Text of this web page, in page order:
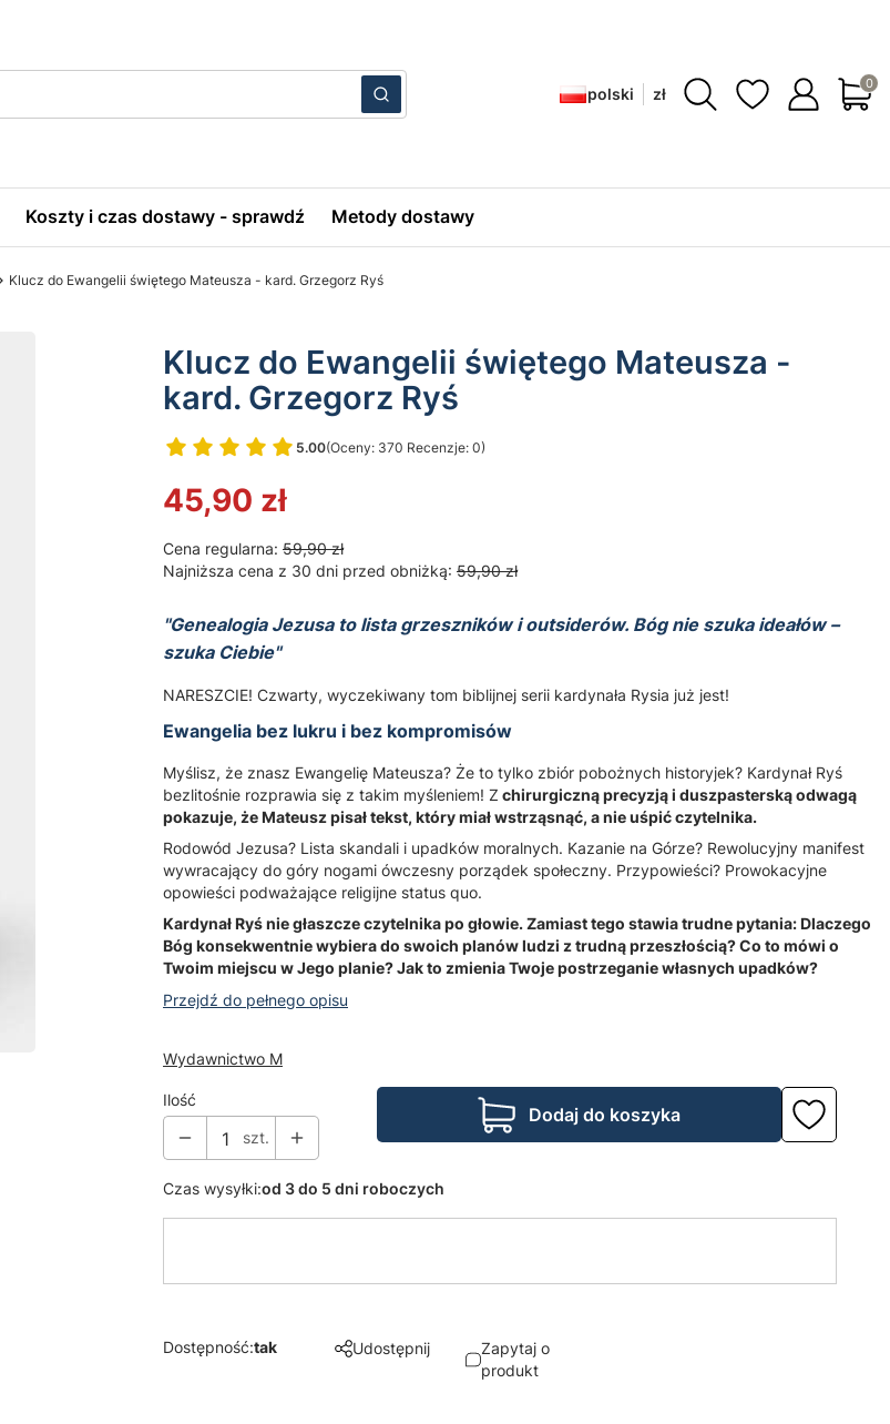
WyczyśćSzukaj polski zł
Koszty i czas dostawy - sprawdź Metody dostawy
Klucz do Ewangelii świętego Mateusza - kard. Grzegorz Ryś
Klucz do Ewangelii świętego Mateusza -
kard. Grzegorz Ryś
5.00(Oceny: 370 Recenzje: 0)
Przejdź do sekcji Opinie
45,90 zł
Cena regularna: 59,90 zł
Najniższa cena z 30 dni przed obniżką: 59,90 zł
"Genealogia Jezusa to lista grzeszników i outsiderów. Bóg nie szuka ideałów –
szuka Ciebie"
NARESZCIE! Czwarty, wyczekiwany tom biblijnej serii kardynała Rysia już jest!
Ewangelia bez lukru i bez kompromisów
Myślisz, że znasz Ewangelię Mateusza? Że to tylko zbiór pobożnych historyjek? Kardynał Ryś
bezlitośnie rozprawia się z takim myśleniem! Z chirurgiczną precyzją i duszpasterską odwagą
pokazuje, że Mateusz pisał tekst, który miał wstrząsnąć, a nie uśpić czytelnika.
Rodowód Jezusa? Lista skandali i upadków moralnych. Kazanie na Górze? Rewolucyjny manifest
wywracający do góry nogami ówczesny porządek społeczny. Przypowieści? Prowokacyjne
opowieści podważające religijne status quo.
Kardynał Ryś nie głaszcze czytelnika po głowie. Zamiast tego stawia trudne pytania: Dlaczego
Bóg konsekwentnie wybiera do swoich planów ludzi z trudną przeszłością? Co to mówi o
Twoim miejscu w Jego planie? Jak to zmienia Twoje postrzeganie własnych upadków?
Przejdź do pełnego opisu
Wydawnictwo M
Ilość
szt.
Dodaj do koszyka
Czas wysyłki:od 3 do 5 dni roboczych
Dostępność:tak Udostępnij
Zapytaj o
produkt